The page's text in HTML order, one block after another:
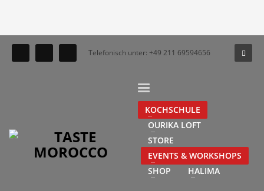
Telefonisch unter: +49 211 69594656
KOCHSCHULE
OURIKA LOFT
STORE
EVENTS & WORKSHOPS
SHOP
HALIMA